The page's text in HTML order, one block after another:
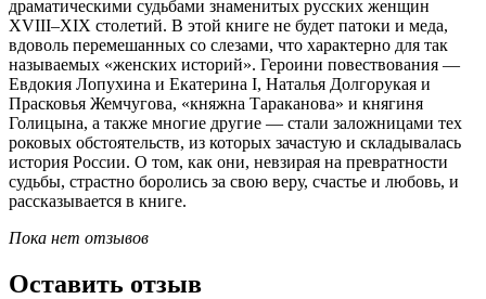
драматическими судьбами знаменитых русских женщин
XVIII–XIX столетий. В этой книге не будет патоки и меда,
вдоволь перемешанных со слезами, что характерно для так
называемых «женских историй». Героини повествования —
Евдокия Лопухина и Екатерина I, Наталья Долгорукая и
Прасковья Жемчугова, «княжна Тараканова» и княгиня
Голицына, а также многие другие — стали заложницами тех
роковых обстоятельств, из которых зачастую и складывалась
история России. О том, как они, невзирая на превратности
судьбы, страстно боролись за свою веру, счастье и любовь, и
рассказывается в книге.
Пока нет отзывов
Оставить отзыв